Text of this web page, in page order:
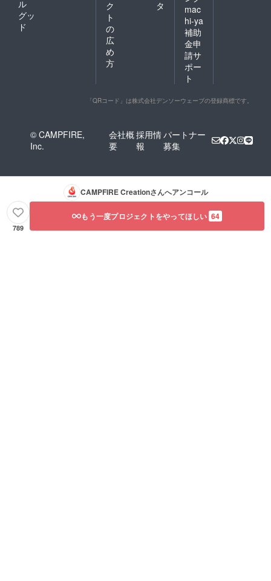
ル
グッ
ド
ク
ト
の
広
め
方
タ
mac
hi-ya
補助
金申
請サ
ポー
ト
「QRコード」は株式会社デンソーウェーブの登録商標です。
© CAMPFIRE,
Inc.
会社概
要
採用情
報
パートナー
募集
CAMPFIRE Creationさんへアンコール
789
もう一度プロジェクトをやってほしい 64